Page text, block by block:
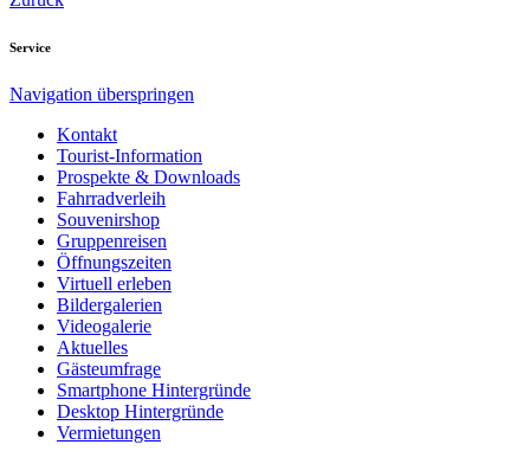
Service
Navigation überspringen
Kontakt
Tourist-Information
Prospekte & Downloads
Fahrradverleih
Souvenirshop
Gruppenreisen
Öffnungszeiten
Virtuell erleben
Bildergalerien
Videogalerie
Aktuelles
Gästeumfrage
Smartphone Hintergründe
Desktop Hintergründe
Vermietungen